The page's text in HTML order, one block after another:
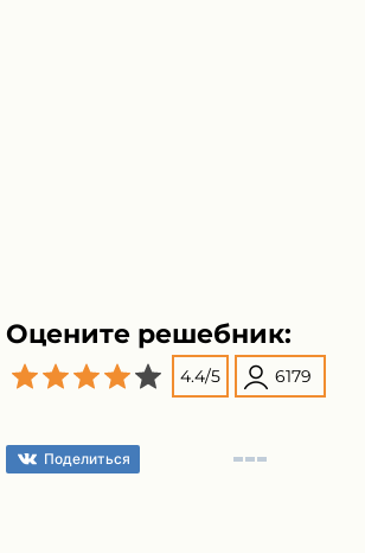
Оцените решебник:
4.4/5 6179
Поделиться